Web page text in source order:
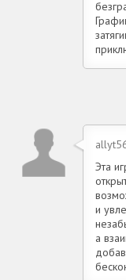
Эта
и
а